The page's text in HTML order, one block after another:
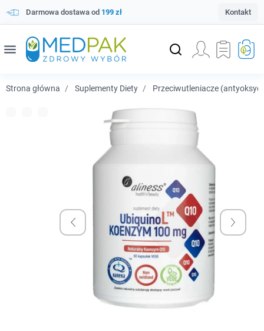
Darmowa dostawa od 199 zł Kontakt
menu
Strona główna Suplementy Diety Przeciwutleniacze